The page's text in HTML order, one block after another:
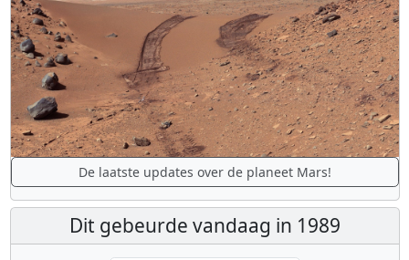
De laatste updates over de planeet Mars!
Dit gebeurde vandaag in 1989